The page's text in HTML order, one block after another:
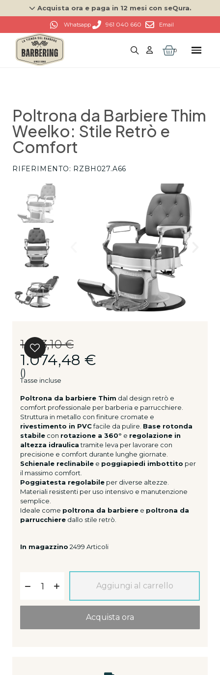
Acquista ora e paga in 12 mesi con seQura.
Whatsapp 961 040 660 Email
Poltrona da Barbiere Thim
Weelko: Stile Retrò e
Comfort
RIFERIMENTO RZBH027.A66
1.343,10 €
1.074,48 €
()
Tasse incluse
Poltrona da barbiere Thim dal design retrò e
comfort professionale per barberia e parrucchiere.
Struttura in metallo con finiture cromate e
rivestimento in PVCfacile da pulire. Base rotonda
stabile con rotazione a 360° e regolazione in
altezza idraulicatramite leva per lavorare con
precisione e comfort durante lunghe giornate.
Schienale reclinabile e poggiapiedi imbottito per
il massimo comfort.
Poggiatesta regolabile per diverse altezze.
Materiali resistenti per uso intensivo e manutenzione
semplice.
Ideale come poltrona da barbiere e poltrona da
parrucchiere dallo stile retrò.
In magazzino 2499 Articoli
Aggiungi al carrello
Acquista ora